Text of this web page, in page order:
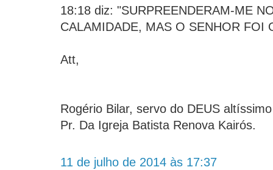
18:18 diz: "SURPREENDERAM-ME
CALAMIDADE, MAS O SENHOR FOI
Att,
Rogério Bilar, servo do DEUS
Pr. Da Igreja Batista Renova Kairós.
11 de julho de 2014 às 17:37